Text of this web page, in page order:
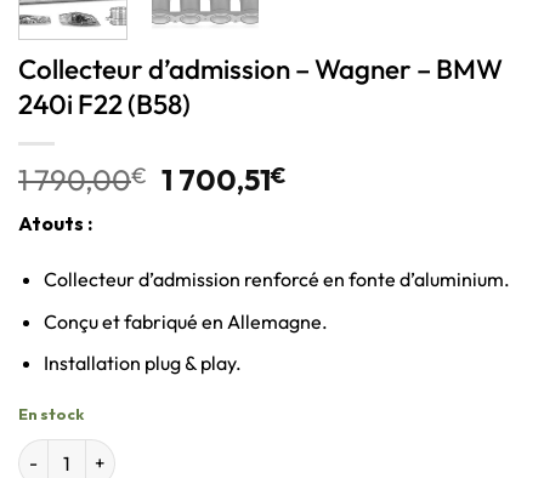
Collecteur d’admission – Wagner – BMW
240i F22 (B58)
1 790,00€ 1 700,51€
Atouts :
Collecteur d’admission renforcé en fonte d’aluminium.
Conçu et fabriqué en Allemagne.
Installation plug & play.
En stock